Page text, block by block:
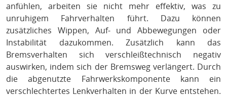
anfühlen, arbeiten sie nicht mehr effektiv, was zu
unruhigem Fahrverhalten führt. Dazu können
zusätzliches Wippen, Auf- und Abbewegungen oder
Instabilität dazukommen. Zusätzlich kann das
Bremsverhalten sich verschleißtechnisch negativ
auswirken, indem sich der Bremsweg verlängert. Durch
die abgenutzte Fahrwerkskomponente kann ein
verschlechtertes Lenkverhalten in der Kurve entstehen.